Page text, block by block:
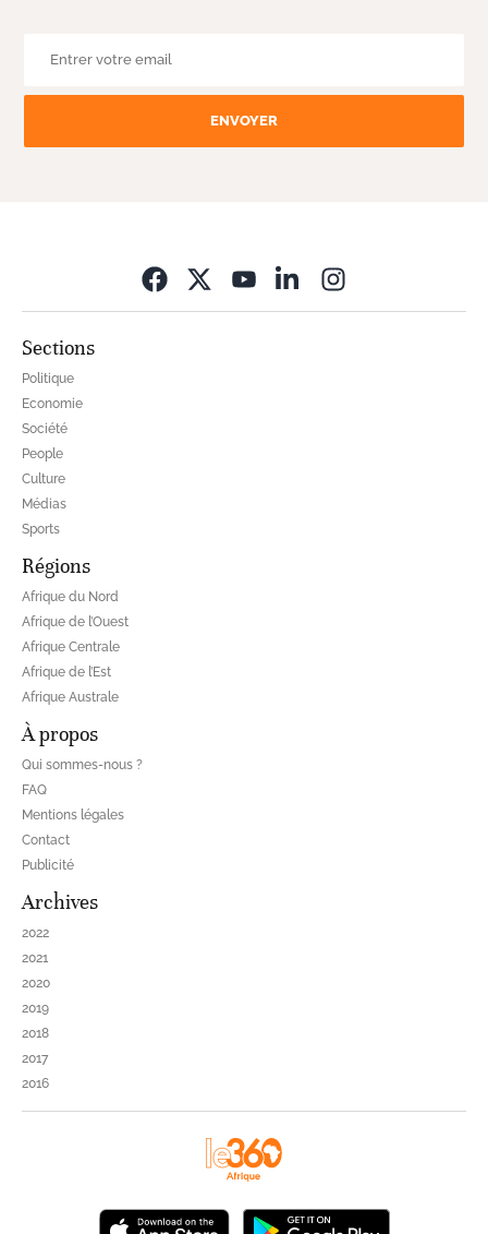
ENVOYER
Sections
Politique
Economie
Société
People
Culture
Médias
Sports
Régions
Afrique du Nord
Afrique de l’Ouest
Afrique Centrale
Afrique de l’Est
Afrique Australe
À propos
Qui sommes-nous ?
FAQ
Mentions légales
Contact
Publicité
Archives
2022
2021
2020
2019
2018
2017
2016